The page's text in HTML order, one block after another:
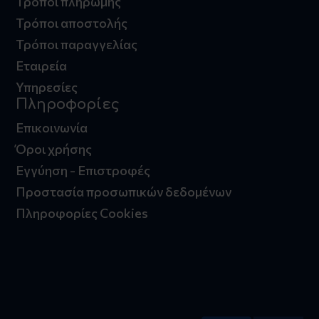
Τρόποι αποστολής
Τρόποι παραγγελίας
Εταιρεία
Υπηρεσίες
Πληροφορίες
Επικοινωνία
Όροι χρήσης
Εγγύηση - Επιστροφές
Προστασία προσωπικών δεδομένων
Πληροφορίες Cookies